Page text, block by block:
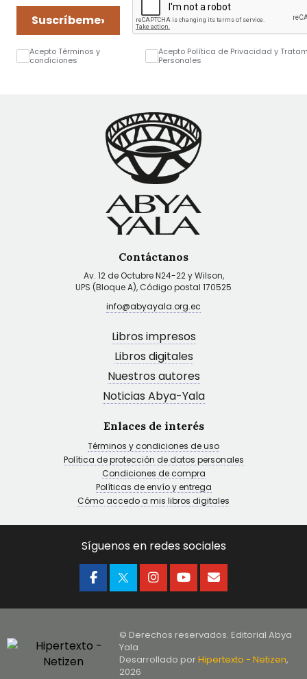
Suscríbeme›
Acepto Términos y
condiciones
Acepto Política de Privacidad y
Personales
Contáctanos
Av. 12 de Octubre N24-22 y Wilson,
UPS (Bloque A), Código postal 170525
info@abyayala.org.ec
Libros impresos
Libros digitales
Nuestros autores
Noticias Abya-Yala
Enlaces de interés
Términos y condiciones de uso
Política de protección de datos personales
Condiciones de compra
Políticas de envío y entrega
Cómo accedo a mis libros digitales
Síguenos en redes sociales
© Derechos reservados. Editorial Abya
Yala
Desarrollado porHipertexto - Netizen,
2026